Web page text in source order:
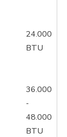
24.000
BTU
36.000
-
48.000
BTU